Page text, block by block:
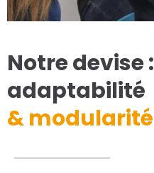
Notre devise :
adaptabilité
& modularité